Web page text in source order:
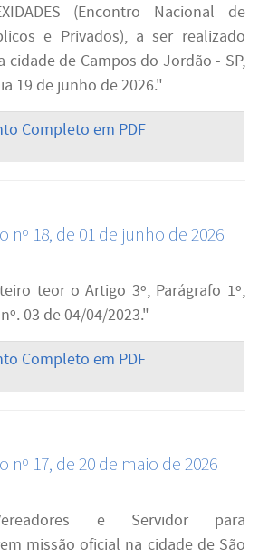
(Encontro Nacional de
e Privados), a ser realizado
cidade de Campos do Jordão - SP,
19 de junho de 2026."
Completo em PDF
nº 18, de 01 de junho de 2026
teor o Artigo 3º, Parágrafo 1º,
03 de 04/04/2023."
Completo em PDF
nº 17, de 20 de maio de 2026
e Servidor para
missão oficial na cidade de São